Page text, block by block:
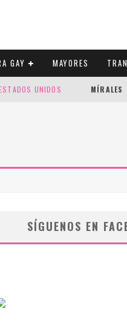
GAY MAYORES
UNIDOS MÍRALES
SÍGUENOS EN